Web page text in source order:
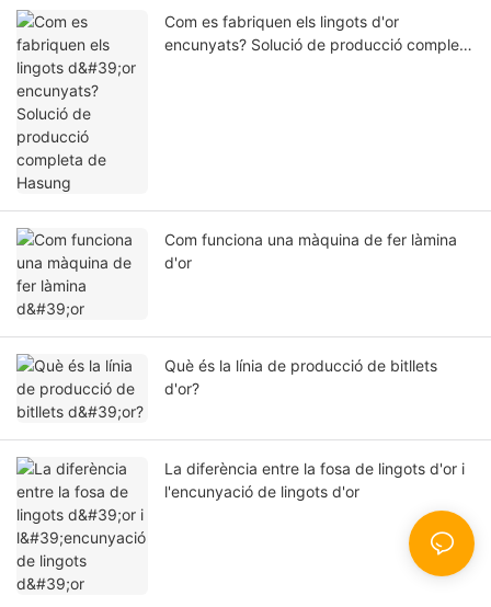
Com es fabriquen els lingots d'or
encunyats? Solució de producció completa
Com funciona una màquina de fer làmina
d'or
Què és la línia de producció de bitllets
d'or?
La diferència entre la fosa de lingots d'or i
l'encunyació de lingots d'or